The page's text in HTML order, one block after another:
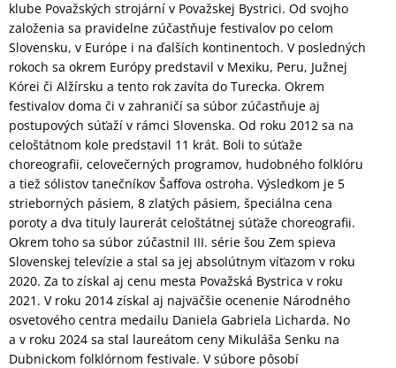
klube Považských strojární v Považskej Bystrici. Od svojho
založenia sa pravidelne zúčastňuje festivalov po celom
Slovensku, v Európe i na ďalších kontinentoch. V posledných
rokoch sa okrem Európy predstavil v Mexiku, Peru, Južnej
Kórei či Alžírsku a tento rok zavíta do Turecka. Okrem
festivalov doma či v zahraničí sa súbor zúčastňuje aj
postupových súťaží v rámci Slovenska. Od roku 2012 sa na
celoštátnom kole predstavil 11 krát. Boli to súťaže
choreografii, celovečerných programov, hudobného folklóru
a tiež sólistov tanečníkov Šaffova ostroha. Výsledkom je 5
strieborných pásiem, 8 zlatých pásiem, špeciálna cena
poroty a dva tituly laurerát celoštátnej súťaže choreografii.
Okrem toho sa súbor zúčastnil III. série šou Zem spieva
Slovenskej televízie a stal sa jej absolútnym víťazom v roku
2020. Za to získal aj cenu mesta Považská Bystrica v roku
2021. V roku 2014 získal aj najväčšie ocenenie Národného
osvetového centra medailu Daniela Gabriela Licharda. No
a v roku 2024 sa stal laureátom ceny Mikuláša Senku na
Dubnickom folklórnom festivale. V súbore pôsobí